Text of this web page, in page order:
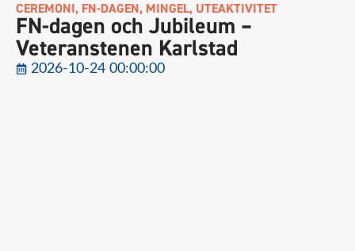
CEREMONI, FN-DAGEN, MINGEL, UTEAKTIVITET
FN-dagen och Jubileum –
Veteranstenen Karlstad
2026-10-24 00:00:00